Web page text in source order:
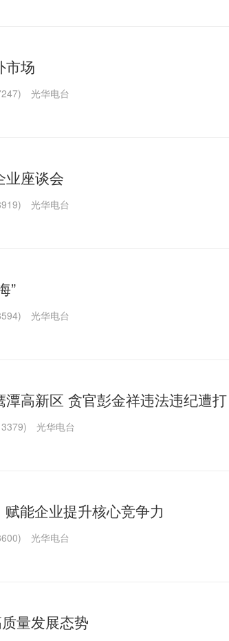
市场
光华电台
业座谈会
光华电台
”
光华电台
高新区 贪官彭金祥违法违纪遭打
光华电台
能企业提升核心竞争力
光华电台
量发展态势